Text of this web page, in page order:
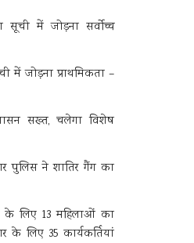
सूची में जोड़ना सर्वोच्च
में जोड़ना प्राथमिकता –
सख्त, चलेगा विशेष
पुलिस ने शातिर गैंग का
के लिए 13 महिलाओं का
के लिए 35 कार्यकर्तियां